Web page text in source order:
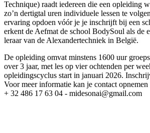
Technique) raadt iedereen die een opleiding
zo’n dertigtal uren individuele lessen te
ervaring opdoen vóór je je inschrijft bij een
erkent de Aefmat de school BodySoul als de
leraar van de Alexandertechniek in België.
De opleiding omvat minstens 1600 uur
over 3 jaar, met les op vier ochtenden per
opleidingscyclus start in januari 2026.
Voor meer informatie kan je contact
+ 32 486 17 63 04 - midesonai@gmail.com